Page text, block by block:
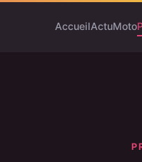
AccueilActuMoto